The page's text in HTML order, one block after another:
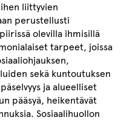
liittyvien
perustellusti
olevilla ihmisillä
tarpeet, joissa
sekä kuntoutuksen
ja alueelliset
pääsyä, heikentävät
Sosiaalihuollon